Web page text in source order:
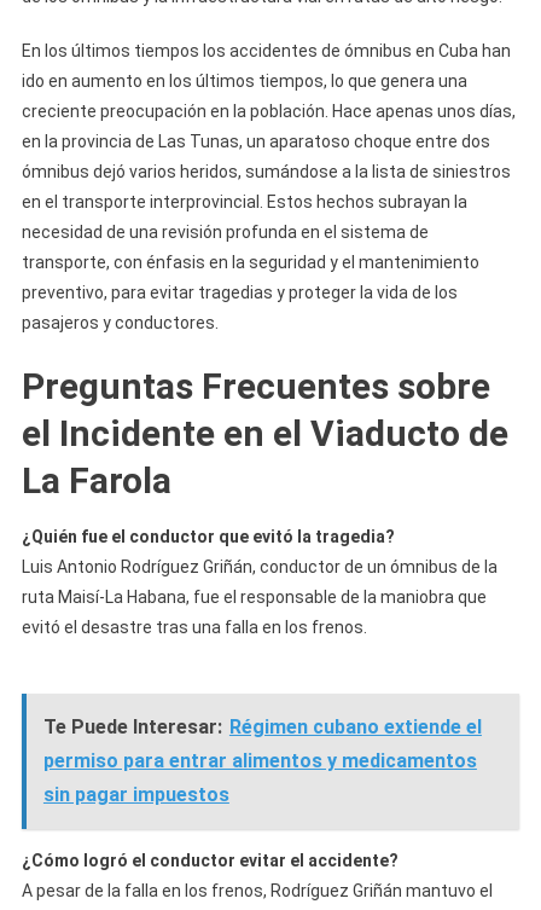
En los últimos tiempos los accidentes de ómnibus en Cuba han
ido en aumento en los últimos tiempos, lo que genera una
creciente preocupación en la población. Hace apenas unos días,
en la provincia de Las Tunas, un aparatoso choque entre dos
ómnibus dejó varios heridos, sumándose a la lista de siniestros
en el transporte interprovincial. Estos hechos subrayan la
necesidad de una revisión profunda en el sistema de
transporte, con énfasis en la seguridad y el mantenimiento
preventivo, para evitar tragedias y proteger la vida de los
pasajeros y conductores.
Preguntas Frecuentes sobre
el Incidente en el Viaducto de
La Farola
¿Quién fue el conductor que evitó la tragedia?
Luis Antonio Rodríguez Griñán, conductor de un ómnibus de la
ruta Maisí-La Habana, fue el responsable de la maniobra que
evitó el desastre tras una falla en los frenos.
Te Puede Interesar: Régimen cubano extiende el
permiso para entrar alimentos y medicamentos
sin pagar impuestos
¿Cómo logró el conductor evitar el accidente?
A pesar de la falla en los frenos, Rodríguez Griñán mantuvo el